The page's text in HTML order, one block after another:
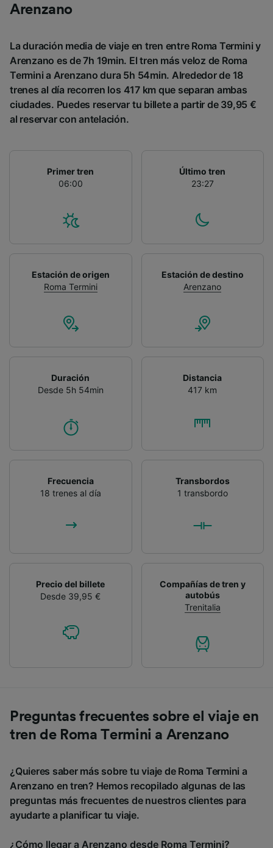
Arenzano
La duración media de viaje en tren entre Roma Termini y
Arenzano es de 7h 19min. El tren más veloz de Roma
Termini a Arenzano dura 5h 54min. Alrededor de 18
trenes al día recorren los 417 km que separan ambas
ciudades. Puedes reservar tu billete a partir de 39,95 €
al reservar con antelación.
Primer tren
06:00
Último tren
23:27
Estación de origen
Roma Termini
Estación de destino
Arenzano
Duración
Desde 5h 54min
Distancia
417 km
Frecuencia
18 trenes al día
Transbordos
1 transbordo
Precio del billete
Desde 39,95 €
Compañías de tren y
autobús
Trenitalia
Preguntas frecuentes sobre el viaje en
tren de Roma Termini a Arenzano
¿Quieres saber más sobre tu viaje de Roma Termini a
Arenzano en tren? Hemos recopilado algunas de las
preguntas más frecuentes de nuestros clientes para
ayudarte a planificar tu viaje.
¿Cómo llegar a Arenzano desde Roma Termini?